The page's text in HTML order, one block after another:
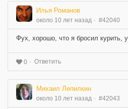
Илья Романов
около 10 лет назад #42040
Фух, хорошо, что я бросил курить,
0 Ответить
Михаил Лепилкин
около 10 лет назад #42043